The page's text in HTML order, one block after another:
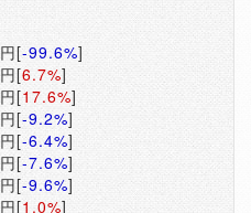
円[-99.6%]
円[6.7%]
円[17.6%]
円[-9.2%]
円[-6.4%]
円[-7.6%]
円[-9.6%]
円[1.0%]